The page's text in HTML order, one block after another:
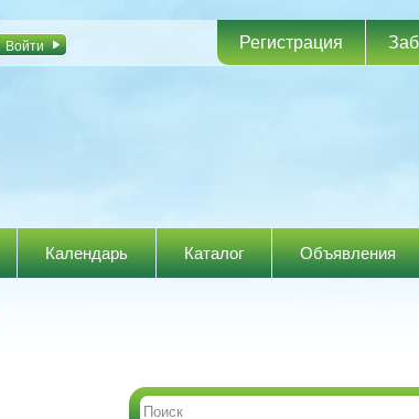
Регистрация
Календарь Каталог Объявления